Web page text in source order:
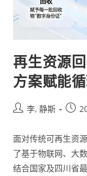
再生资源
方案赋能
李, 静斯
面对传统可再生资
了基于物联网、大
结合国家及四川省